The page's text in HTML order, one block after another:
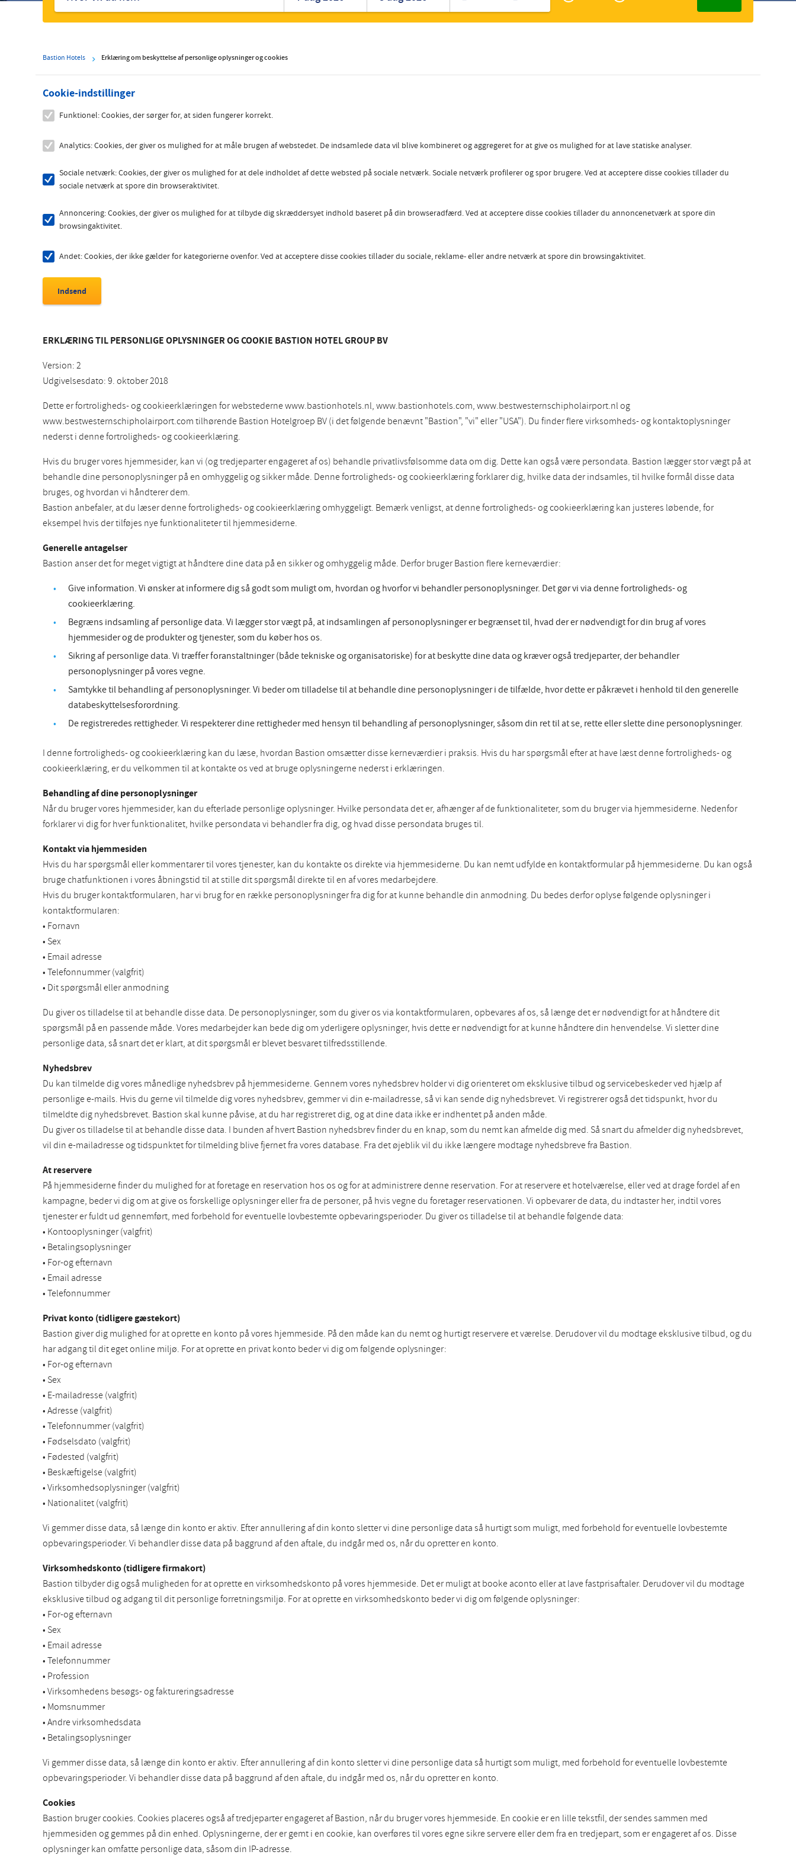
Romanian Turkish
Bastion Hotels Erklæring om beskyttelse af personlige oplysninger og cookies
Cookie-indstillinger
Funktionel: Cookies, der sørger for, at siden fungerer korrekt.
Analytics: Cookies, der giver os mulighed for at måle brugen af webstedet. De indsamlede data vil blive kombineret og aggregeret for at give os mulighed for at lave statiske analyser.
Sociale netværk: Cookies, der giver os mulighed for at dele indholdet af dette websted på sociale netværk. Sociale netværk profilerer og spor brugere. Ved at acceptere disse cookies tillader du
sociale netværk at spore din browseraktivitet.
Annoncering: Cookies, der giver os mulighed for at tilbyde dig skræddersyet indhold baseret på din browseradfærd. Ved at acceptere disse cookies tillader du annoncenetværk at spore din
browsingaktivitet.
Andet: Cookies, der ikke gælder for kategorierne ovenfor. Ved at acceptere disse cookies tillader du sociale, reklame- eller andre netværk at spore din browsingaktivitet.
ERKLÆRING TIL PERSONLIGE OPLYSNINGER OG COOKIE BASTION HOTEL GROUP BV
Version: 2
Udgivelsesdato: 9. oktober 2018
Dette er fortroligheds- og cookieerklæringen for webstederne www.bastionhotels.nl, www.bastionhotels.com, www.bestwesternschipholairport.nl og
www.bestwesternschipholairport.com tilhørende Bastion Hotelgroep BV (i det følgende benævnt "Bastion", "vi" eller "USA"). Du finder flere virksomheds- og kontaktoplysninger
nederst i denne fortroligheds- og cookieerklæring.
Hvis du bruger vores hjemmesider, kan vi (og tredjeparter engageret af os) behandle privatlivsfølsomme data om dig. Dette kan også være persondata. Bastion lægger stor vægt på at
behandle dine personoplysninger på en omhyggelig og sikker måde. Denne fortroligheds- og cookieerklæring forklarer dig, hvilke data der indsamles, til hvilke formål disse data
bruges, og hvordan vi håndterer dem.
Bastion anbefaler, at du læser denne fortroligheds- og cookieerklæring omhyggeligt. Bemærk venligst, at denne fortroligheds- og cookieerklæring kan justeres løbende, for
eksempel hvis der tilføjes nye funktionaliteter til hjemmesiderne.
Generelle antagelser
Bastion anser det for meget vigtigt at håndtere dine data på en sikker og omhyggelig måde. Derfor bruger Bastion flere kerneværdier:
Give information. Vi ønsker at informere dig så godt som muligt om, hvordan og hvorfor vi behandler personoplysninger. Det gør vi via denne fortroligheds- og
cookieerklæring.
Begræns indsamling af personlige data. Vi lægger stor vægt på, at indsamlingen af personoplysninger er begrænset til, hvad der er nødvendigt for din brug af vores
hjemmesider og de produkter og tjenester, som du køber hos os.
Sikring af personlige data. Vi træffer foranstaltninger (både tekniske og organisatoriske) for at beskytte dine data og kræver også tredjeparter, der behandler
personoplysninger på vores vegne.
Samtykke til behandling af personoplysninger. Vi beder om tilladelse til at behandle dine personoplysninger i de tilfælde, hvor dette er påkrævet i henhold til den generelle
databeskyttelsesforordning.
De registreredes rettigheder. Vi respekterer dine rettigheder med hensyn til behandling af personoplysninger, såsom din ret til at se, rette eller slette dine personoplysninger.
I denne fortroligheds- og cookieerklæring kan du læse, hvordan Bastion omsætter disse kerneværdier i praksis. Hvis du har spørgsmål efter at have læst denne fortroligheds- og
cookieerklæring, er du velkommen til at kontakte os ved at bruge oplysningerne nederst i erklæringen.
Behandling af dine personoplysninger
Når du bruger vores hjemmesider, kan du efterlade personlige oplysninger. Hvilke persondata det er, afhænger af de funktionaliteter, som du bruger via hjemmesiderne. Nedenfor
forklarer vi dig for hver funktionalitet, hvilke persondata vi behandler fra dig, og hvad disse persondata bruges til.
Kontakt via hjemmesiden
Hvis du har spørgsmål eller kommentarer til vores tjenester, kan du kontakte os direkte via hjemmesiderne. Du kan nemt udfylde en kontaktformular på hjemmesiderne. Du kan også
bruge chatfunktionen i vores åbningstid til at stille dit spørgsmål direkte til en af vores medarbejdere.
Hvis du bruger kontaktformularen, har vi brug for en række personoplysninger fra dig for at kunne behandle din anmodning. Du bedes derfor oplyse følgende oplysninger i
kontaktformularen:
• Fornavn
• Sex
• Email adresse
• Telefonnummer (valgfrit)
• Dit spørgsmål eller anmodning
Du giver os tilladelse til at behandle disse data. De personoplysninger, som du giver os via kontaktformularen, opbevares af os, så længe det er nødvendigt for at håndtere dit
spørgsmål på en passende måde. Vores medarbejder kan bede dig om yderligere oplysninger, hvis dette er nødvendigt for at kunne håndtere din henvendelse. Vi sletter dine
personlige data, så snart det er klart, at dit spørgsmål er blevet besvaret tilfredsstillende.
Nyhedsbrev
Du kan tilmelde dig vores månedlige nyhedsbrev på hjemmesiderne. Gennem vores nyhedsbrev holder vi dig orienteret om eksklusive tilbud og servicebeskeder ved hjælp af
personlige e-mails. Hvis du gerne vil tilmelde dig vores nyhedsbrev, gemmer vi din e-mailadresse, så vi kan sende dig nyhedsbrevet. Vi registrerer også det tidspunkt, hvor du
tilmeldte dig nyhedsbrevet. Bastion skal kunne påvise, at du har registreret dig, og at dine data ikke er indhentet på anden måde.
Du giver os tilladelse til at behandle disse data. I bunden af hvert Bastion nyhedsbrev finder du en knap, som du nemt kan afmelde dig med. Så snart du afmelder dig nyhedsbrevet,
vil din e-mailadresse og tidspunktet for tilmelding blive fjernet fra vores database. Fra det øjeblik vil du ikke længere modtage nyhedsbreve fra Bastion.
At reservere
På hjemmesiderne finder du mulighed for at foretage en reservation hos os og for at administrere denne reservation. For at reservere et hotelværelse, eller ved at drage fordel af en
kampagne, beder vi dig om at give os forskellige oplysninger eller fra de personer, på hvis vegne du foretager reservationen. Vi opbevarer de data, du indtaster her, indtil vores
tjenester er fuldt ud gennemført, med forbehold for eventuelle lovbestemte opbevaringsperioder. Du giver os tilladelse til at behandle følgende data:
• Kontooplysninger (valgfrit)
• Betalingsoplysninger
• For-og efternavn
• Email adresse
• Telefonnummer
Privat konto (tidligere gæstekort)
Bastion giver dig mulighed for at oprette en konto på vores hjemmeside. På den måde kan du nemt og hurtigt reservere et værelse. Derudover vil du modtage eksklusive tilbud, og du
har adgang til dit eget online miljø. For at oprette en privat konto beder vi dig om følgende oplysninger:
• For-og efternavn
• Sex
• E-mailadresse (valgfrit)
• Adresse (valgfrit)
• Telefonnummer (valgfrit)
• Fødselsdato (valgfrit)
• Fødested (valgfrit)
• Beskæftigelse (valgfrit)
• Virksomhedsoplysninger (valgfrit)
• Nationalitet (valgfrit)
Vi gemmer disse data, så længe din konto er aktiv. Efter annullering af din konto sletter vi dine personlige data så hurtigt som muligt, med forbehold for eventuelle lovbestemte
opbevaringsperioder. Vi behandler disse data på baggrund af den aftale, du indgår med os, når du opretter en konto.
Virksomhedskonto (tidligere firmakort)
Bastion tilbyder dig også muligheden for at oprette en virksomhedskonto på vores hjemmeside. Det er muligt at booke aconto eller at lave fastprisaftaler. Derudover vil du modtage
eksklusive tilbud og adgang til dit personlige forretningsmiljø. For at oprette en virksomhedskonto beder vi dig om følgende oplysninger:
• For-og efternavn
• Sex
• Email adresse
• Telefonnummer
• Profession
• Virksomhedens besøgs- og faktureringsadresse
• Momsnummer
• Andre virksomhedsdata
• Betalingsoplysninger
Vi gemmer disse data, så længe din konto er aktiv. Efter annullering af din konto sletter vi dine personlige data så hurtigt som muligt, med forbehold for eventuelle lovbestemte
opbevaringsperioder. Vi behandler disse data på baggrund af den aftale, du indgår med os, når du opretter en konto.
Cookies
Bastion bruger cookies. Cookies placeres også af tredjeparter engageret af Bastion, når du bruger vores hjemmeside. En cookie er en lille tekstfil, der sendes sammen med
hjemmesiden og gemmes på din enhed. Oplysningerne, der er gemt i en cookie, kan overføres til vores egne sikre servere eller dem fra en tredjepart, som er engageret af os. Disse
oplysninger kan omfatte personlige data, såsom din IP-adresse.